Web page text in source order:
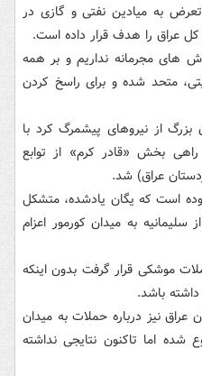
به میادین نفتی و گازی در
عراق را هدف قرار داده است.
های مجرمانه نداریم و بر همه
متحد شده و برای راسخ کردن
از نیروهای پیشمرگ کرد با
بخش «قادر کرم» از توابع
عراق) شد.
است که یگان یادشده، متشکل
سلیمانیه به میدان کورمور اعزام
موشکی قرار گرفت بدون اینکه
باشد.
عراق نیز درباره حملات به میدان
شده اما تاکنون نتایجی نداشته